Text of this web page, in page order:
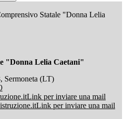
Statale "Donna Lelia
"Donna Lelia Caetani"
Sermoneta (LT)
Link per inviare una mail
Link per inviare una mail